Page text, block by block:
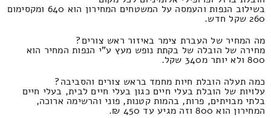
בשילוב הנפות והעמסה על המשטחים המחירון הוא 640 ומקסימום
260 שקל חדש.
מה המחיר של העברת צימר באיזור ראש צורים?
מחירה של הובלה של בקתת נופש מעץ ע"י הנפות המחיר הוא
800 ולא יותר מ340 שקל.
כמה תעלה הובלת חיות מחמד בראש צורים והסביבה?
עלויות של הובלת בעלי חיים כגון בעלי חיים לבית, בעלי חיים
בלתי מבויתים, פרות, בהמות קטנות, פוני והרשימה ארוכה,
המחירון הוא 800 וזה מגיע עד 450 ₪.